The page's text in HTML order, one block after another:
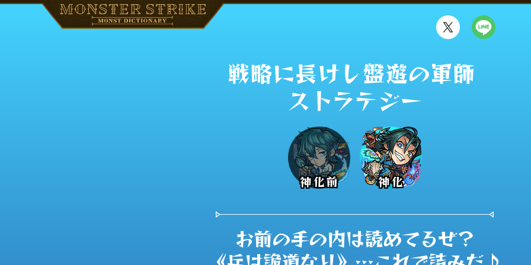
戦略に長けし盤遊の軍師
ストラテジー
神化前 神化
お前の手の内は読めてるぜ？